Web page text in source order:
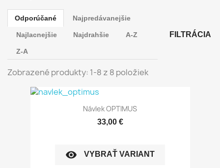
Odporúčané Najpredávanejšie
Najlacnejšie Najdrahšie A-Z
Z-A
FILTRÁCIA
Zobrazené produkty: 1-8 z 8 položiek
Návlek OPTIMUS
33,00 €
visibility VYBRAŤ VARIANT